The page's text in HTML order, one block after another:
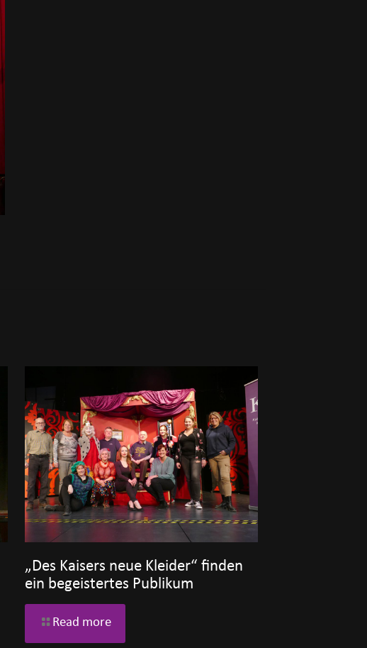
„Des Kaisers neue Kleider“ finden
ein begeistertes Publikum
Read more